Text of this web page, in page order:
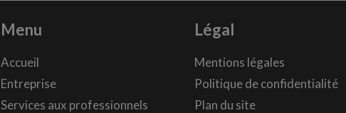
Menu
Accueil
Entreprise
Services aux professionnels
Légal
Mentions légales
Politique de confidentialité
Plan du site